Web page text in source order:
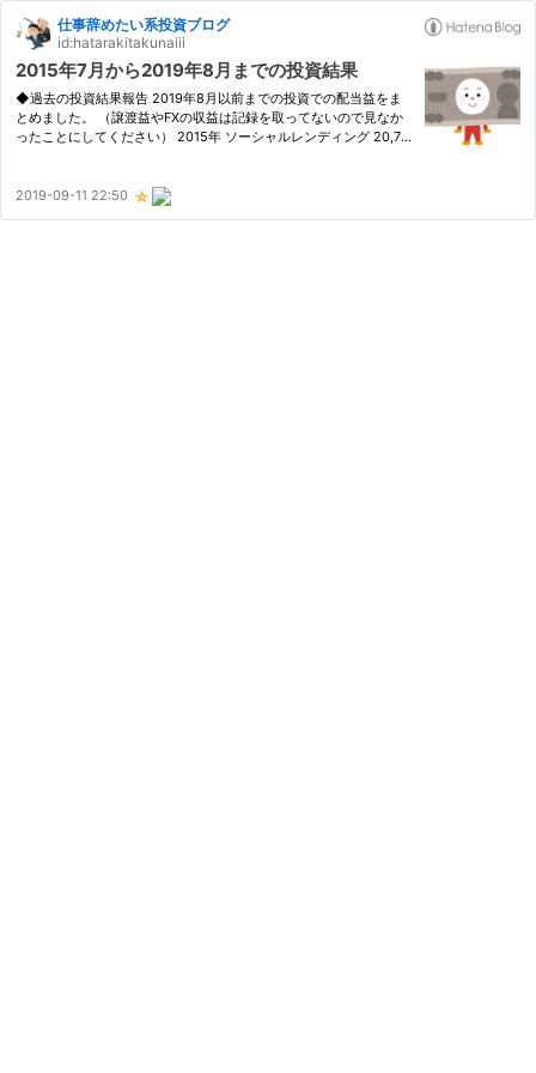
仕事辞めたい系投資ブログ
id:hatarakitakunaiii
2015年7月から2019年8月までの投資結果
◆過去の投資結果報告 2019年8月以前までの投資での配当益をま
とめました。 （譲渡益やFXの収益は記録を取ってないので見なか
ったことにしてください） 2015年 ソーシャルレンディング 20,77
ン…
2019-09-11 22:50